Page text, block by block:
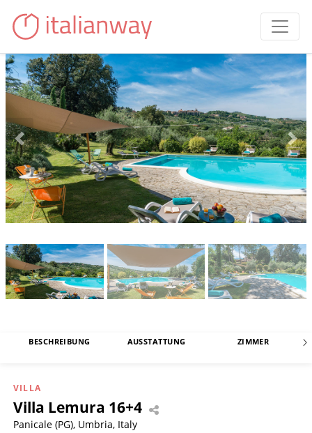
BESCHREIBUNG AUSSTATTUNG ZIMMER
VILLA
Villa Lemura 16+4
Panicale (PG), Umbria, Italy